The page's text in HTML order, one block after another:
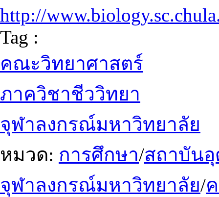
http://
Tag :
คณะวิทยาศาสตร์
ภาควิชาชีววิทยา
จุฬาลงกรณ์มหาวิทยาลัย
หมวด: การศึกษา/สถาบัน
จุฬาลงกรณ์มหาวิทยาลัย/